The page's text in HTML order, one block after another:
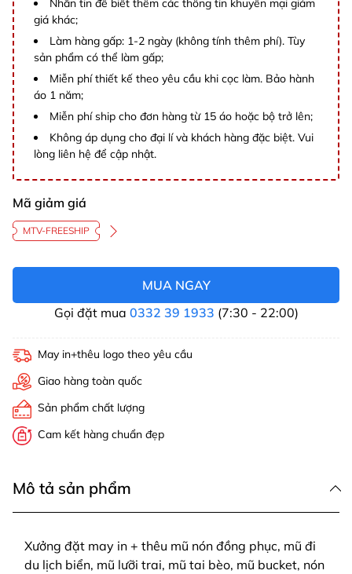
Nhắn tin để biết thêm các thông tin khuyến mại giảm
giá khác;
Làm hàng gấp: 1-2 ngày (không tính thêm phí). Tùy
sản phẩm có thể làm gấp;
Miễn phí thiết kế theo yêu cầu khi cọc làm. Bảo hành
áo 1 năm;
Miễn phí ship cho đơn hàng từ 15 áo hoặc bộ trở lên;
Không áp dụng cho đại lí và khách hàng đặc biệt. Vui
lòng liên hệ để cập nhật.
Mã giảm giá
MTV-FREESHIP
MUA NGAY
Gọi đặt mua 0332 39 1933 (7:30 - 22:00)
May in+thêu logo theo yêu cầu
Giao hàng toàn quốc
Sản phẩm chất lượng
Cam kết hàng chuẩn đẹp
Mô tả sản phẩm
Xưởng đặt may in + thêu mũ nón đồng phục, mũ đi
du lịch biển, mũ lưỡi trai, mũ tai bèo, mũ bucket, nón